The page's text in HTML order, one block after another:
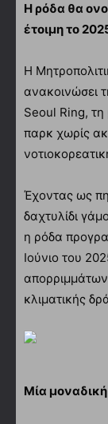
Η ρόδα θα
έτοιμη το
Η
ανακοινώσει
Seoul Ring,
παρκ χωρίς
Έχοντας ως
δαχτυλίδι
η ρόδα
Ιούνιο του
κλιματικής
Μία μοναδική